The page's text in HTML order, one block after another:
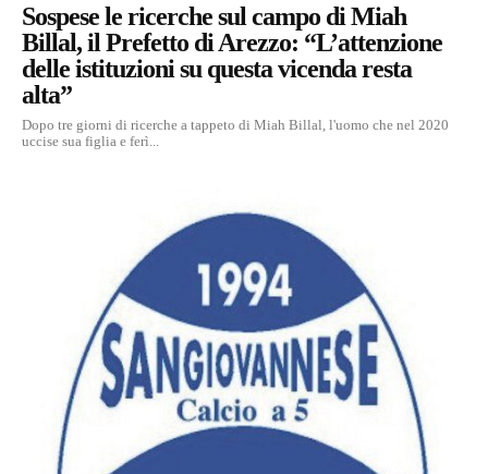
Sospese le ricerche sul campo di Miah
Billal, il Prefetto di Arezzo: “L’attenzione
delle istituzioni su questa vicenda resta
alta”
Dopo tre giorni di ricerche a tappeto di Miah Billal, l'uomo che nel 2020
uccise sua figlia e ferì...